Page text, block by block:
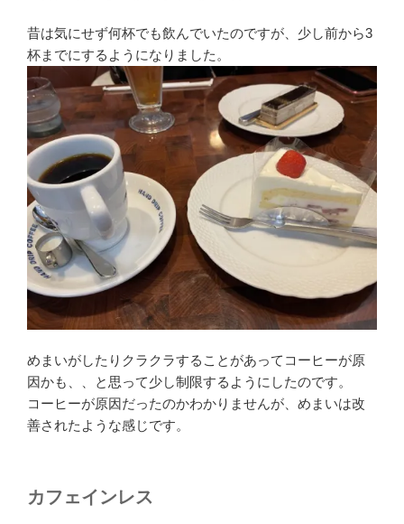
昔は気にせず何杯でも飲んでいたのですが、少し前から3
杯までにするようになりました。
めまいがしたりクラクラすることがあってコーヒーが原
因かも、、と思って少し制限するようにしたのです。
コーヒーが原因だったのかわかりませんが、めまいは改
善されたような感じです。
カフェインレス